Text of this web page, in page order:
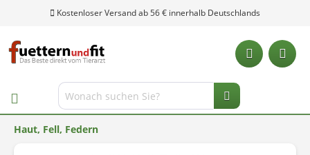
Kostenloser Versand ab 56 € innerhalb Deutschlands
Haut, Fell, Federn